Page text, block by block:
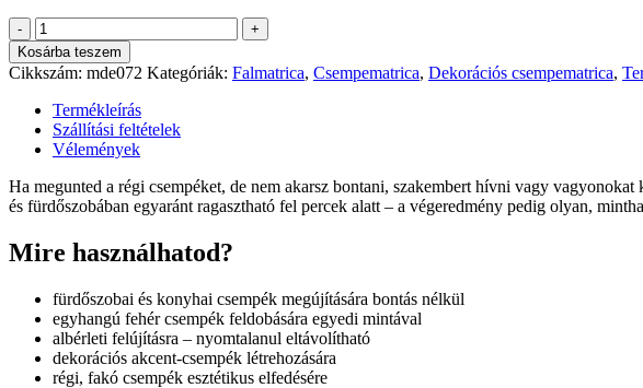
-
Zen
dekorációs
falmatrica
mennyiség
+
Kosárba teszem
Cikkszám: mde072 Kategóriák: Falmatrica, Csempematrica, Dekorációs csempematrica,
Termékleírás
Szállítási feltételek
Vélemények
Ha megunted a régi csempéket, de nem akarsz bontani, szakembert hívni vagy vagyonokat
és fürdőszobában egyaránt ragasztható fel percek alatt – a végeredmény pedig olyan,
Mire használhatod?
fürdőszobai és konyhai csempék megújítására bontás nélkül
egyhangú fehér csempék feldobására egyedi mintával
albérleti felújításra – nyomtalanul eltávolítható
dekorációs akcent-csempék létrehozására
régi, fakó csempék esztétikus elfedésére